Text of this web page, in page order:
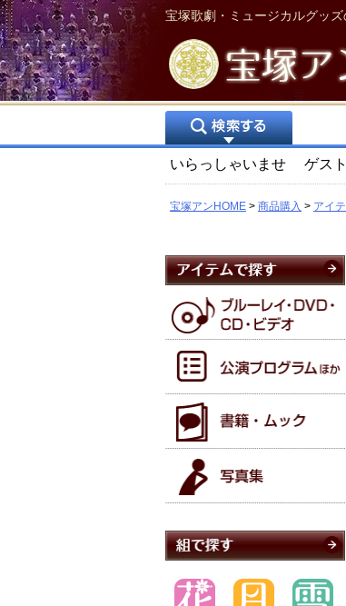
宝塚歌劇・ミュージカルグッ
いらっしゃいませ ゲスト
宝塚アンHOME 商品購入 アイ